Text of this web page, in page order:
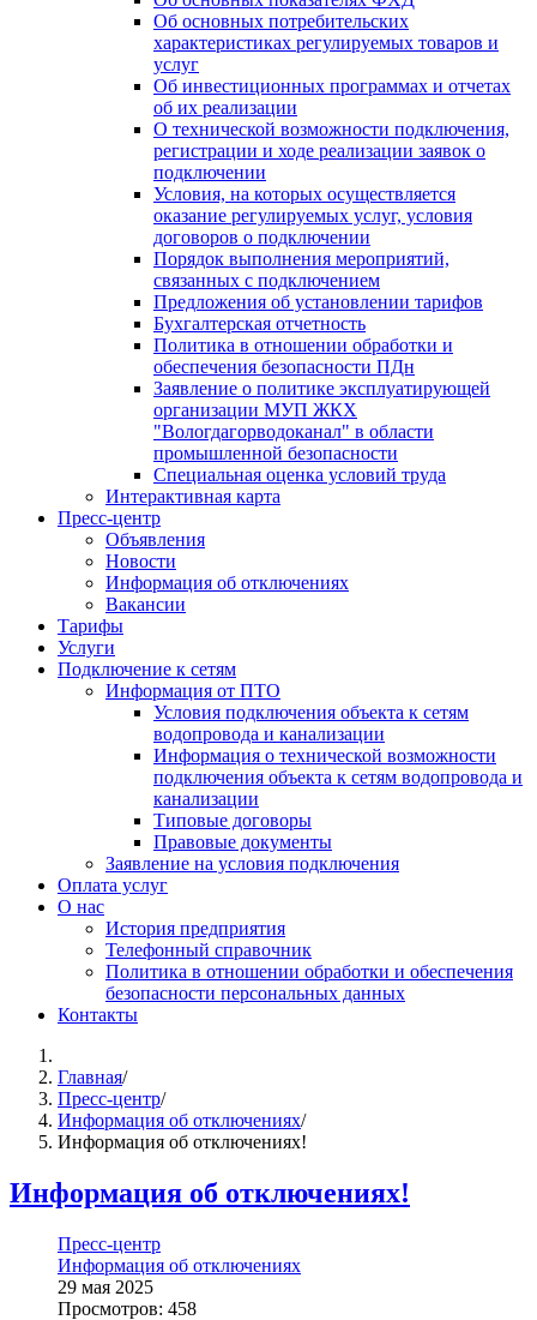
Об основных потребительских
характеристиках регулируемых товаров и
услуг
Об инвестиционных программах и отчетах
об их реализации
О технической возможности подключения,
регистрации и ходе реализации заявок о
подключении
Условия, на которых осуществляется
оказание регулируемых услуг, условия
договоров о подключении
Порядок выполнения мероприятий,
связанных с подключением
Предложения об установлении тарифов
Бухгалтерская отчетность
Политика в отношении обработки и
обеспечения безопасности ПДн
Заявление о политике эксплуатирующей
организации МУП ЖКХ
"Вологдагорводоканал" в области
промышленной безопасности
Специальная оценка условий труда
Интерактивная карта
Пресс-центр
Объявления
Новости
Информация об отключениях
Вакансии
Тарифы
Услуги
Подключение к сетям
Информация от ПТО
Условия подключения объекта к сетям
водопровода и канализации
Информация о технической возможности
подключения объекта к сетям водопровода и
канализации
Типовые договоры
Правовые документы
Заявление на условия подключения
Оплата услуг
О нас
История предприятия
Телефонный справочник
Политика в отношении обработки и обеспечения
безопасности персональных данных
Контакты
Главная/
Пресс-центр/
Информация об отключениях/
Информация об отключениях!
Информация об отключениях!
Пресс-центр
Информация об отключениях
29 мая 2025
Просмотров: 458